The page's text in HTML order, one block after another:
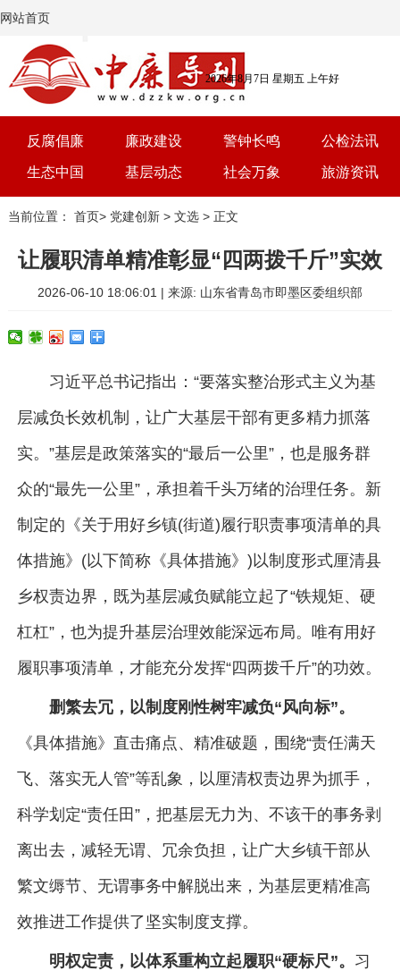
网站首页
2026年8月7日 星期五 上午好
反腐倡廉 廉政建设 警钟长鸣 公检法讯
生态中国 基层动态 社会万象 旅游资讯
党建 文选 三农 艺术
当前位置： 首页> 党建创新> 文选> 正文
让履职清单精准彰显“四两拨千斤”实效
2026-06-10 18:06:01 | 来源: 山东省青岛市即墨区委组织部
习近平总书记指出：“要落实整治形式主义为基
层减负长效机制，让广大基层干部有更多精力抓落
实。”基层是政策落实的“最后一公里”，也是服务群
众的“最先一公里”，承担着千头万绪的治理任务。新
制定的《关于用好乡镇(街道)履行职责事项清单的具
体措施》(以下简称《具体措施》)以制度形式厘清县
乡权责边界，既为基层减负赋能立起了“铁规矩、硬
杠杠”，也为提升基层治理效能深远布局。唯有用好
履职事项清单，才能充分发挥“四两拨千斤”的功效。
删繁去冗，以制度刚性树牢减负“风向标”。
《具体措施》直击痛点、精准破题，围绕“责任满天
飞、落实无人管”等乱象，以厘清权责边界为抓手，
科学划定“责任田”，把基层无力为、不该干的事务剥
离出去，减轻无谓、冗余负担，让广大乡镇干部从
繁文缛节、无谓事务中解脱出来，为基层更精准高
效推进工作提供了坚实制度支撑。
明权定责，以体系重构立起履职“硬标尺”。 习